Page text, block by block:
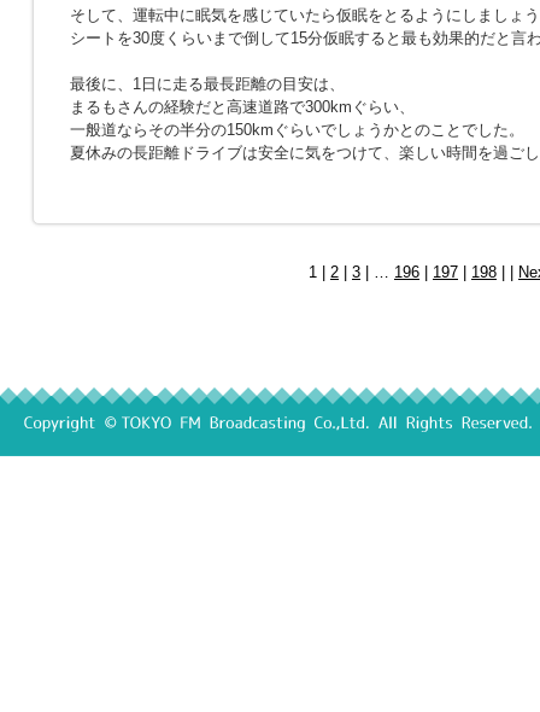
そして、運転中に眠気を感じていたら仮眠をとるようにしましょ
シートを30度くらいまで倒して15分仮眠すると最も効果的だと言
最後に、1日に走る最長距離の目安は、
まるもさんの経験だと高速道路で300kmぐらい、
一般道ならその半分の150kmぐらいでしょうかとのことでした。
夏休みの長距離ドライブは安全に気をつけて、楽しい時間を過ご
1 | 2 3 | … 196 197 198